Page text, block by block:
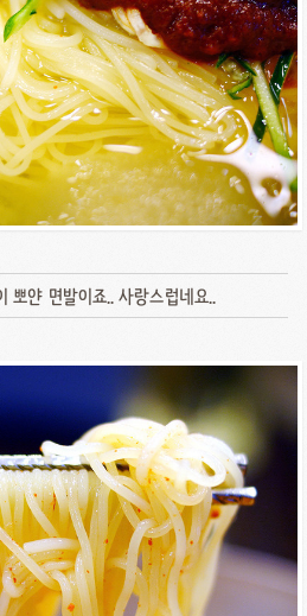
뽀얀 면발이죠.. 사랑스럽네요..